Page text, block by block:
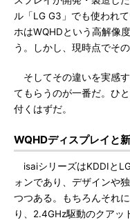
ル「LG G3」でも使われ
ホはWQHDという高解像
う。しかし、現時点でそ
そしてその違いを実感
てもらうのが一番だ。ひ
付くはずだ。
WQHDディスプレイと
isaiシリーズはKDDIと
ォンであり、デザインや
つつある。もちろんそれ
り、2.4GHz駆動のクアッ